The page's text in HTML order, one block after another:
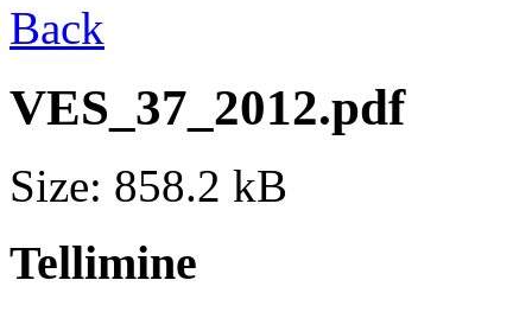
Back
VES_37_2012.pdf
Size: 858.2 kB
Tellimine